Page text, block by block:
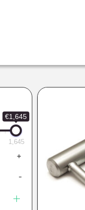
€1,645
1,645
+
-